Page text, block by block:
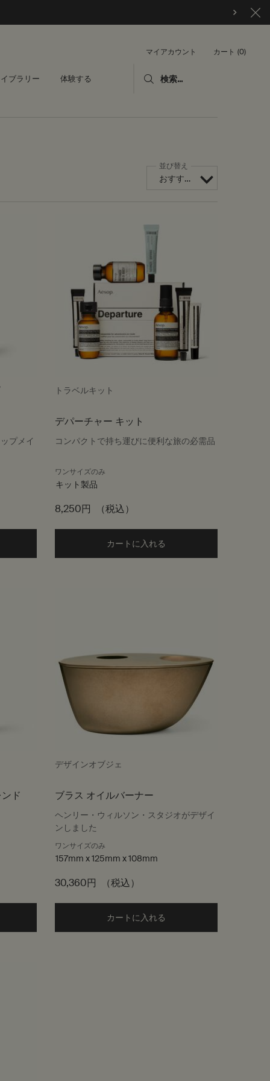
マイアカウント カート 0
0 カート内の製品
ブラリー 体験する 検索...
並び替え
プメイ
トラベルキット
デパーチャー キット
コンパクトで持ち運びに便利な旅の必需品
ワンサイズのみ
キット製品
8,250円 （税込）
カートに入れる
ド
the シモーヌ オイルバーナーブレンド to cart
デザインオブジェ
ブラス オイルバーナー
ヘンリー・ウィルソン・スタジオがデザイ
ンしました
ワンサイズのみ
157mm x 125mm x 108mm
30,360円 （税込）
カートに入れる